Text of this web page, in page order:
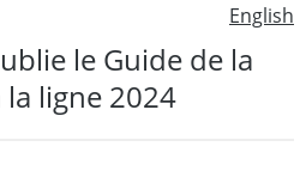
English
le Guide de la
la ligne 2024